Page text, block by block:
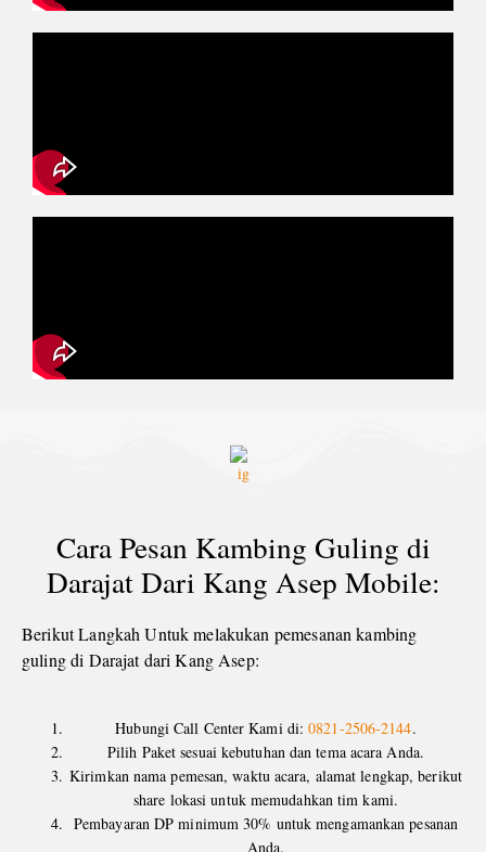
Cara Pesan Kambing Guling di
Darajat Dari Kang Asep Mobile:
Berikut Langkah Untuk melakukan pemesanan kambing
guling di Darajat dari Kang Asep:
Hubungi Call Center Kami di:0821-2506-2144.
Pilih Paket sesuai kebutuhan dan tema acara Anda.
Kirimkan nama pemesan, waktu acara, alamat lengkap, berikut
share lokasi untuk memudahkan tim kami.
Pembayaran DP minimum 30% untuk mengamankan pesanan
Anda.